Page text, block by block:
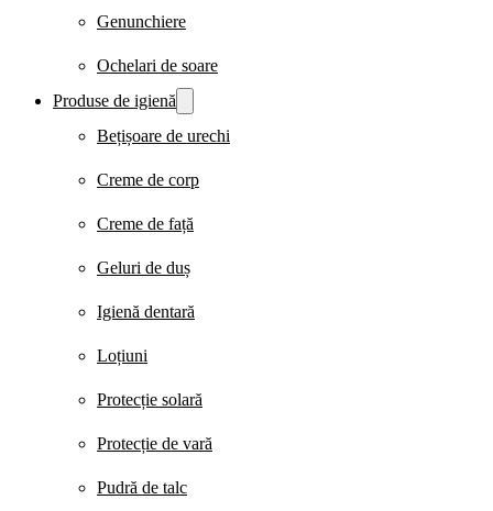
Genunchiere
Ochelari de soare
Produse de igienă
Bețișoare de urechi
Creme de corp
Creme de față
Geluri de duș
Igienă dentară
Loțiuni
Protecție solară
Protecție de vară
Pudră de talc